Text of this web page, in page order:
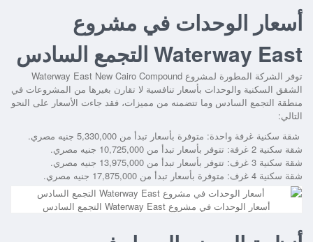
أسعار الوحدات في مشروع
Waterway East التجمع السادس
توفر الشركة المطورة لمشروع Waterway East New Cairo Compound
الشقق السكنية والوحدات بأسعار تنافسية لا تقارن بغيرها من المشروعات في
منطقة التجمع السادس وما تتضمنه من مميزات، فقد جاءت الأسعار على النحو
التالي:
شقة سكنية غرفة واحدة: متوفرة بأسعار تبدأ من 5,330,000 جنيه مصري.
شقة سكنية 2 غرفة: تتوفر بأسعار تبدأ من 10,725,000 جنيه مصري.
شقة سكنية 3 غرف: تتوفر بأسعار تبدأ من 13,975,000 جنيه مصري.
شقة سكنية 4 غرف: متوفرة بأسعار تبدأ من 17,875,000 جنيه مصري.
أسعار الوحدات في مشروع Waterway East التجمع السادس